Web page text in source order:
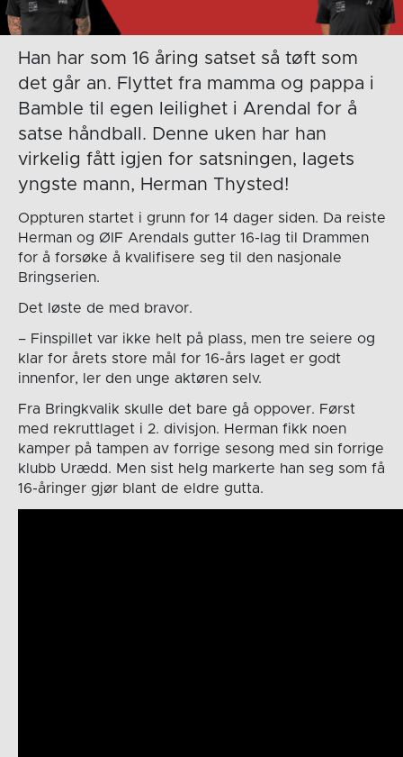
Han har som 16 åring satset så tøft som
det går an. Flyttet fra mamma og pappa i
Bamble til egen leilighet i Arendal for å
satse håndball. Denne uken har han
virkelig fått igjen for satsningen, lagets
yngste mann, Herman Thysted!
Oppturen startet i grunn for 14 dager siden. Da reiste
Herman og ØIF Arendals gutter 16-lag til Drammen
for å forsøke å kvalifisere seg til den nasjonale
Bringserien.
Det løste de med bravor.
– Finspillet var ikke helt på plass, men tre seiere og
klar for årets store mål for 16-års laget er godt
innenfor, ler den unge aktøren selv.
Fra Bringkvalik skulle det bare gå oppover. Først
med rekruttlaget i 2. divisjon. Herman fikk noen
kamper på tampen av forrige sesong med sin forrige
klubb Urædd. Men sist helg markerte han seg som få
16-åringer gjør blant de eldre gutta.